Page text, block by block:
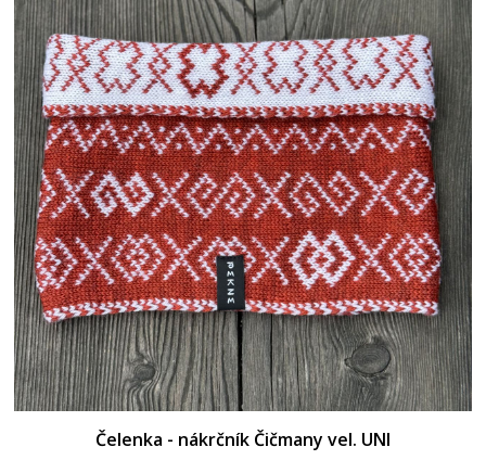
Čelenka - nákrčník Čičmany vel. UNI